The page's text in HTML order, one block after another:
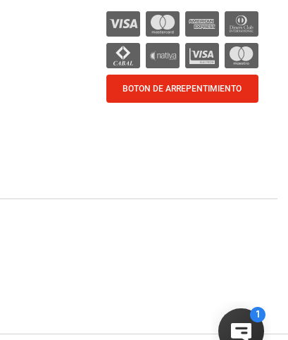
BOTON DE ARREPENTIMIENTO